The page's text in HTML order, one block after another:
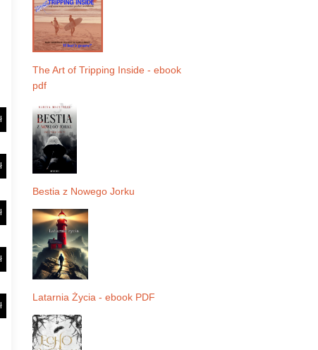
The Art of Tripping Inside - ebook
pdf
Bestia z Nowego Jorku
Latarnia Życia - ebook PDF